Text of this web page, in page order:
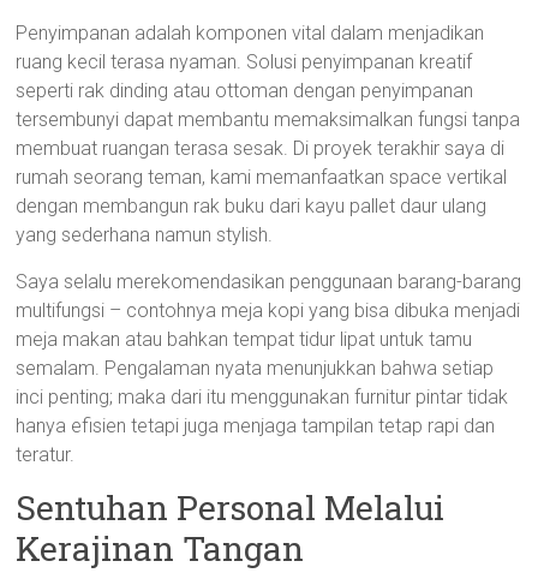
Penyimpanan adalah komponen vital dalam menjadikan
ruang kecil terasa nyaman. Solusi penyimpanan kreatif
seperti rak dinding atau ottoman dengan penyimpanan
tersembunyi dapat membantu memaksimalkan fungsi tanpa
membuat ruangan terasa sesak. Di proyek terakhir saya di
rumah seorang teman, kami memanfaatkan space vertikal
dengan membangun rak buku dari kayu pallet daur ulang
yang sederhana namun stylish.
Saya selalu merekomendasikan penggunaan barang-barang
multifungsi – contohnya meja kopi yang bisa dibuka menjadi
meja makan atau bahkan tempat tidur lipat untuk tamu
semalam. Pengalaman nyata menunjukkan bahwa setiap
inci penting; maka dari itu menggunakan furnitur pintar tidak
hanya efisien tetapi juga menjaga tampilan tetap rapi dan
teratur.
Sentuhan Personal Melalui
Kerajinan Tangan